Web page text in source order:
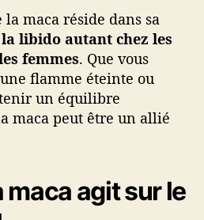
maca réside dans sa
libido autant chez les
femmes. Que vous
flamme éteinte ou
un équilibre
maca peut être un allié
agit sur le